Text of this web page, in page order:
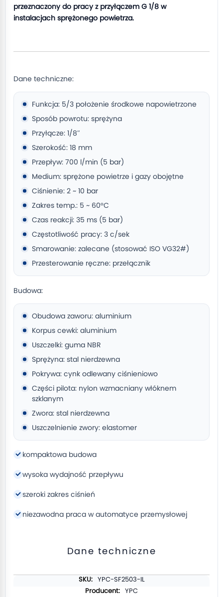
przeznaczony do pracy z przyłączem G 1/8 w
instalacjach sprężonego powietrza.
Dane techniczne:
Funkcja: 5/3 położenie środkowe napowietrzone
Sposób powrotu: sprężyna
Przyłącze: 1/8″
Szerokość: 18 mm
Przepływ: 700 l/min (5 bar)
Medium: sprężone powietrze i gazy obojętne
Ciśnienie: 2 ~ 10 bar
Zakres temp.: 5 ~ 60°C
Czas reakcji: 35 ms (5 bar)
Częstotliwość pracy: 3 c/sek
Smarowanie: zalecane (stosować ISO VG32#)
Przesterowanie ręczne: przełącznik
Budowa:
Obudowa zaworu: aluminium
Korpus cewki: aluminium
Uszczelki: guma NBR
Sprężyna: stal nierdzewna
Pokrywa: cynk odlewany ciśnieniowo
Części pilota: nylon wzmacniany włóknem
szklanym
Zwora: stal nierdzewna
Uszczelnienie zwory: elastomer
kompaktowa budowa
wysoka wydajność przepływu
szeroki zakres ciśnień
niezawodna praca w automatyce przemysłowej
Dane techniczne
YPC-SF2503-IL
YPC